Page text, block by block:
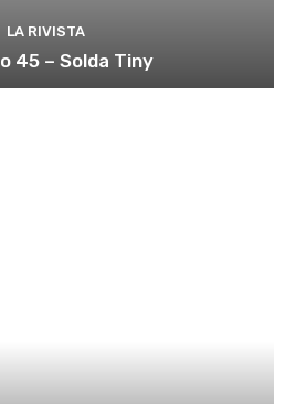
LA RIVISTA
45 – Solda Tiny